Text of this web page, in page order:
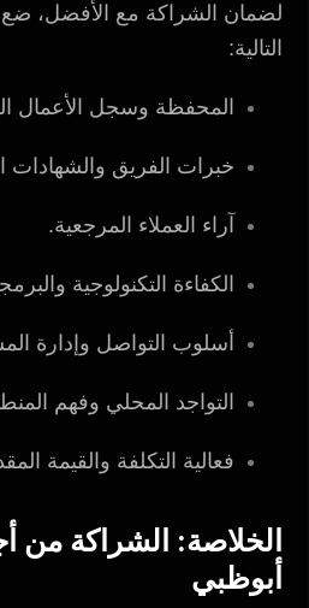
لضمان الشراكة مع الأفضل، ضع
التالية:
المحفظة وسجل الأعمال
خبرات الفريق والشهادات
آراء العملاء المرجعية.
الكفاءة التكنولوجية
أسلوب التواصل وإدارة
التواجد المحلي وفهم
فعالية التكلفة والقيمة
الخلاصة: الشراكة من
أبوظبي